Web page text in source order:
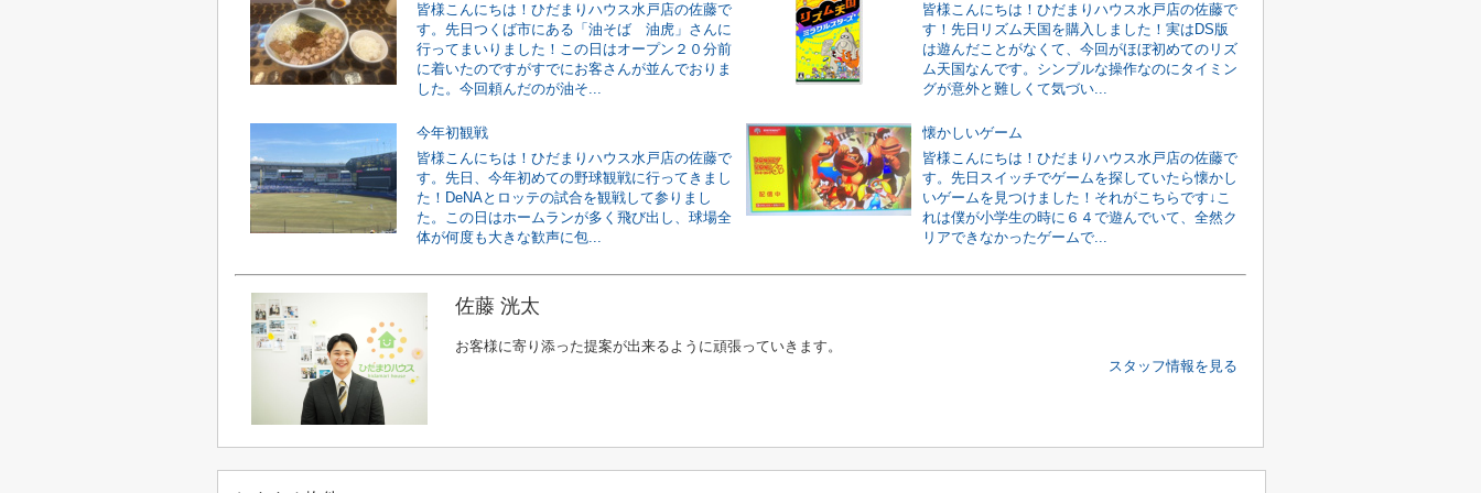
皆様こんにちは！ひだまりハウス水戸店の佐藤で
す。先日つくば市にある「油そば 油虎」さんに
行ってまいりました！この日はオープン２０分前
に着いたのですがすでにお客さんが並んでおりま
した。今回頼んだのが油そ...
皆様こんにちは！ひだまりハウス水戸店の佐藤で
す！先日リズム天国を購入しました！実はDS版
は遊んだことがなくて、今回がほぼ初めてのリズ
ム天国なんです。シンプルな操作なのにタイミン
グが意外と難しくて気づい...
今年初観戦
皆様こんにちは！ひだまりハウス水戸店の佐藤で
す。先日、今年初めての野球観戦に行ってきまし
た！DeNAとロッテの試合を観戦して参りまし
た。この日はホームランが多く飛び出し、球場全
体が何度も大きな歓声に包...
懐かしいゲーム
皆様こんにちは！ひだまりハウス水戸店の佐藤で
す。先日スイッチでゲームを探していたら懐かし
いゲームを見つけました！それがこちらです↓こ
れは僕が小学生の時に６４で遊んでいて、全然ク
リアできなかったゲームで...
佐藤 洸太
お客様に寄り添った提案が出来るように頑張っていきます。
スタッフ情報を見る